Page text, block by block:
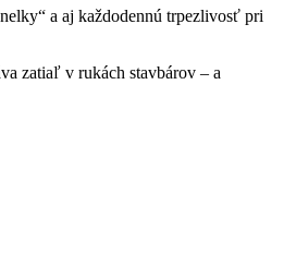
a aj každodennú trpezlivosť pri
zatiaľ v rukách stavbárov – a